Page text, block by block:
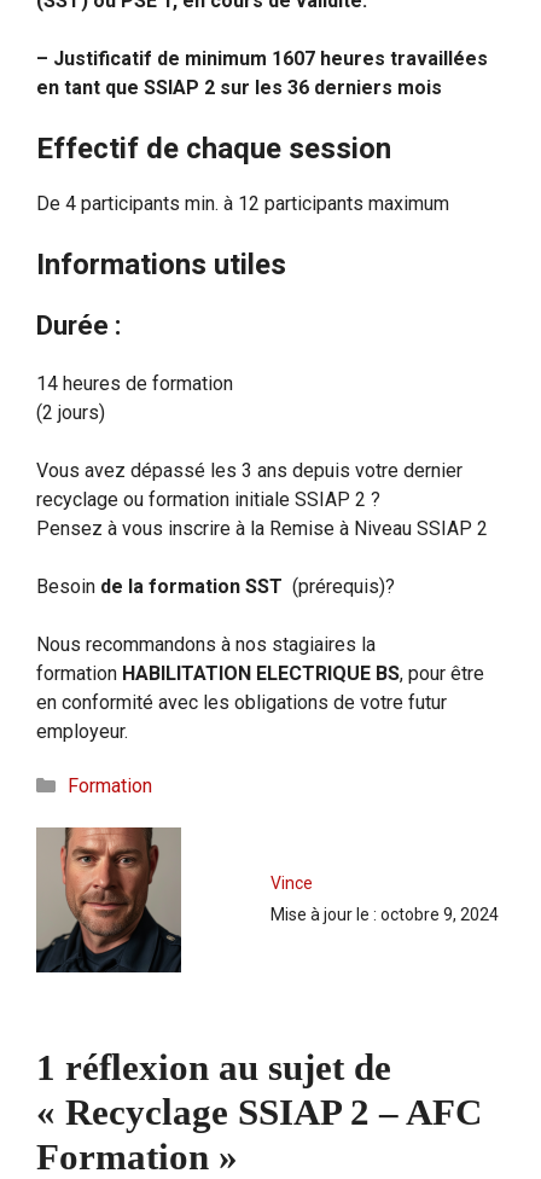
– Justificatif de minimum 1607 heures travaillées
en tant que SSIAP 2 sur les 36 derniers mois
Effectif de chaque session
De 4 participants min. à 12 participants maximum
Informations utiles
Durée :
14 heures de formation
(2 jours)
Vous avez dépassé les 3 ans depuis votre dernier
recyclage ou formation initiale SSIAP 2 ?
Pensez à vous inscrire à la Remise à Niveau SSIAP 2
Besoin de la formation SST (prérequis)?
Nous recommandons à nos stagiaires la
formation HABILITATION ELECTRIQUE BS, pour être
en conformité avec les obligations de votre futur
employeur.
Catégories
Formation
Vince
Mise à jour le : octobre 9, 2024
1 réflexion au sujet de
« Recyclage SSIAP 2 – AFC
Formation »